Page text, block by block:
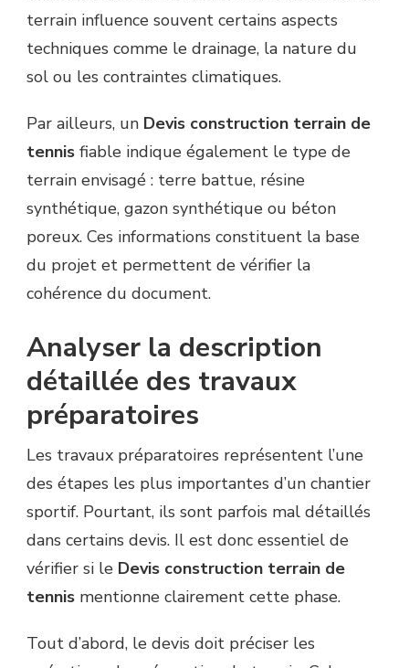
terrain influence souvent certains aspects
techniques comme le drainage, la nature du
sol ou les contraintes climatiques.
Par ailleurs, un Devis construction terrain de
tennis fiable indique également le type de
terrain envisagé : terre battue, résine
synthétique, gazon synthétique ou béton
poreux. Ces informations constituent la base
du projet et permettent de vérifier la
cohérence du document.
Analyser la description
détaillée des travaux
préparatoires
Les travaux préparatoires représentent l’une
des étapes les plus importantes d’un chantier
sportif. Pourtant, ils sont parfois mal détaillés
dans certains devis. Il est donc essentiel de
vérifier si le Devis construction terrain de
tennis mentionne clairement cette phase.
Tout d’abord, le devis doit préciser les